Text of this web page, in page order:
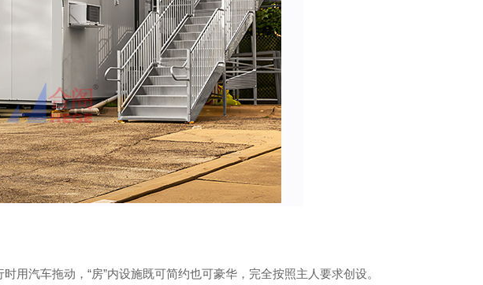
汽车拖动，“房”内设施既可简约也可豪华，完全按照主人要求创设。